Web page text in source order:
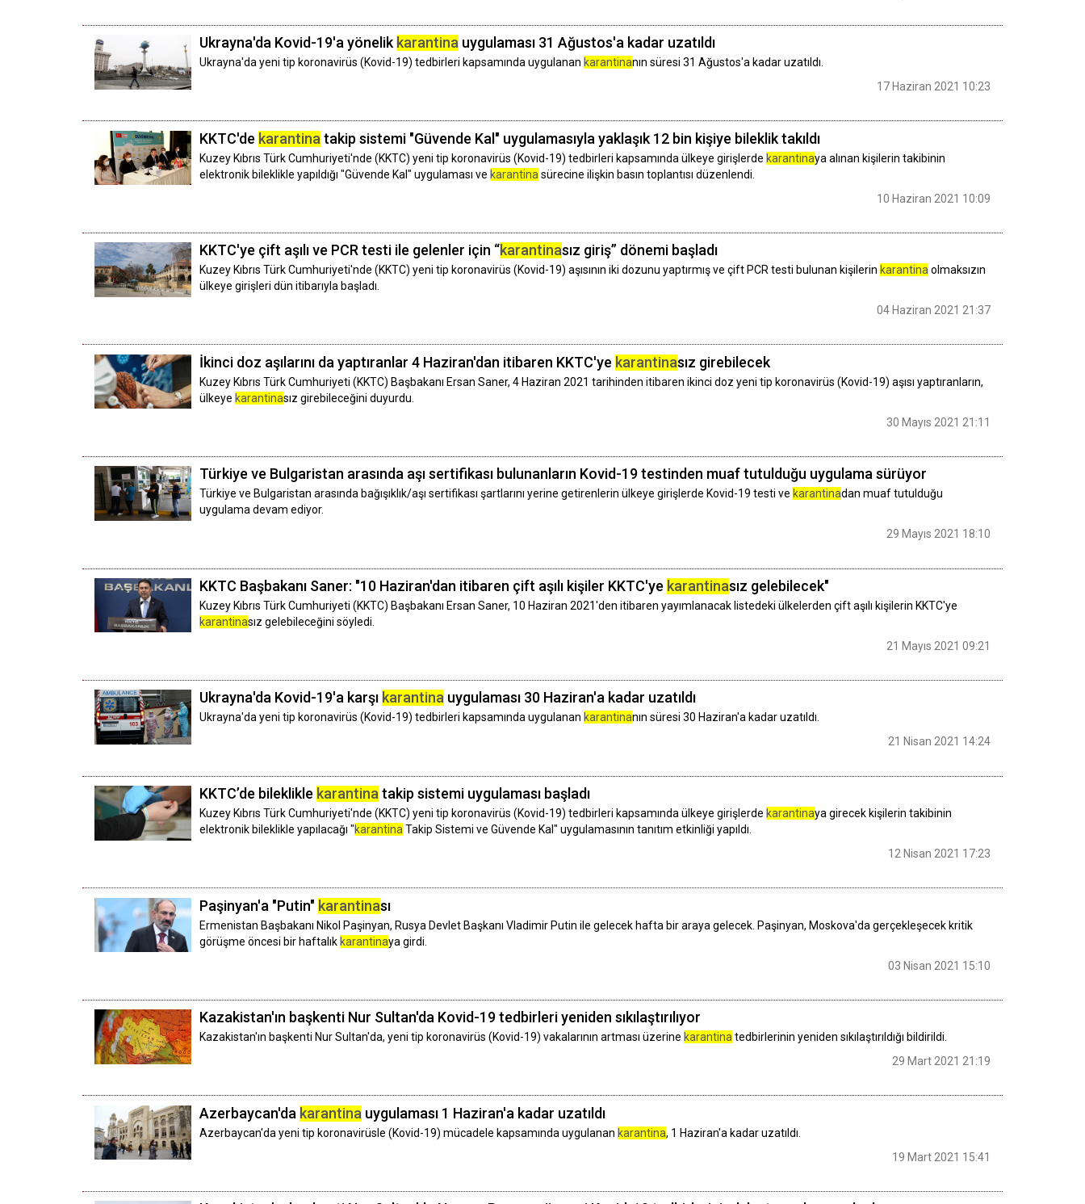
Ukrayna'da Kovid-19'a yönelik karantina uygulaması 31 Ağustos'a kadar uzatıldı
Ukrayna'da yeni tip koronavirüs (Kovid-19) tedbirleri kapsamında uygulanan karantinanın süresi 31 Ağustos'a kadar uzatıldı.
17 Haziran 2021 10:23
KKTC'de karantina takip sistemi "Güvende Kal" uygulamasıyla yaklaşık 12 bin kişiye bileklik takıldı
Kuzey Kıbrıs Türk Cumhuriyeti'nde (KKTC) yeni tip koronavirüs (Kovid-19) tedbirleri kapsamında ülkeye girişlerde karantinaya alınan kişilerin takibinin
elektronik bileklikle yapıldığı "Güvende Kal" uygulaması ve karantina sürecine ilişkin basın toplantısı düzenlendi.
10 Haziran 2021 10:09
KKTC'ye çift aşılı ve PCR testi ile gelenler için “karantinasız giriş” dönemi başladı
Kuzey Kıbrıs Türk Cumhuriyeti'nde (KKTC) yeni tip koronavirüs (Kovid-19) aşısının iki dozunu yaptırmış ve çift PCR testi bulunan kişilerin karantina olmaksızın
ülkeye girişleri dün itibarıyla başladı.
04 Haziran 2021 21:37
İkinci doz aşılarını da yaptıranlar 4 Haziran'dan itibaren KKTC'ye karantinasız girebilecek
Kuzey Kıbrıs Türk Cumhuriyeti (KKTC) Başbakanı Ersan Saner, 4 Haziran 2021 tarihinden itibaren ikinci doz yeni tip koronavirüs (Kovid-19) aşısı yaptıranların,
ülkeye karantinasız girebileceğini duyurdu.
30 Mayıs 2021 21:11
Türkiye ve Bulgaristan arasında aşı sertifikası bulunanların Kovid-19 testinden muaf tutulduğu uygulama sürüyor
Türkiye ve Bulgaristan arasında bağışıklık/aşı sertifikası şartlarını yerine getirenlerin ülkeye girişlerde Kovid-19 testi ve karantinadan muaf tutulduğu
uygulama devam ediyor.
29 Mayıs 2021 18:10
KKTC Başbakanı Saner: "10 Haziran'dan itibaren çift aşılı kişiler KKTC'ye karantinasız gelebilecek"
Kuzey Kıbrıs Türk Cumhuriyeti (KKTC) Başbakanı Ersan Saner, 10 Haziran 2021'den itibaren yayımlanacak listedeki ülkelerden çift aşılı kişilerin KKTC'ye
karantinasız gelebileceğini söyledi.
21 Mayıs 2021 09:21
Ukrayna'da Kovid-19'a karşı karantina uygulaması 30 Haziran'a kadar uzatıldı
Ukrayna'da yeni tip koronavirüs (Kovid-19) tedbirleri kapsamında uygulanan karantinanın süresi 30 Haziran'a kadar uzatıldı.
21 Nisan 2021 14:24
KKTC’de bileklikle karantina takip sistemi uygulaması başladı
Kuzey Kıbrıs Türk Cumhuriyeti'nde (KKTC) yeni tip koronavirüs (Kovid-19) tedbirleri kapsamında ülkeye girişlerde karantinaya girecek kişilerin takibinin
elektronik bileklikle yapılacağı "karantina Takip Sistemi ve Güvende Kal" uygulamasının tanıtım etkinliği yapıldı.
12 Nisan 2021 17:23
Paşinyan'a "Putin" karantinası
Ermenistan Başbakanı Nikol Paşinyan, Rusya Devlet Başkanı Vladimir Putin ile gelecek hafta bir araya gelecek. Paşinyan, Moskova'da gerçekleşecek kritik
görüşme öncesi bir haftalık karantinaya girdi.
03 Nisan 2021 15:10
Kazakistan'ın başkenti Nur Sultan'da Kovid-19 tedbirleri yeniden sıkılaştırılıyor
Kazakistan'ın başkenti Nur Sultan'da, yeni tip koronavirüs (Kovid-19) vakalarının artması üzerine karantinatedbirlerinin yeniden sıkılaştırıldığı bildirildi.
29 Mart 2021 21:19
Azerbaycan'da karantina uygulaması 1 Haziran'a kadar uzatıldı
Azerbaycan'da yeni tip koronavirüsle (Kovid-19) mücadele kapsamında uygulanan karantina, 1 Haziran'a kadar uzatıldı.
19 Mart 2021 15:41